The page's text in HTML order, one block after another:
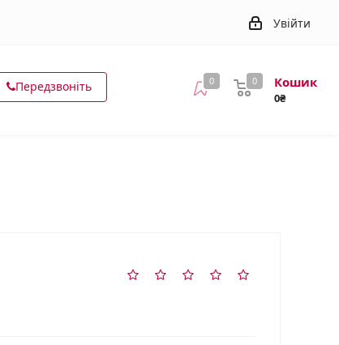
Увійти
Передзвоніть 0 Кошик
0₴
0